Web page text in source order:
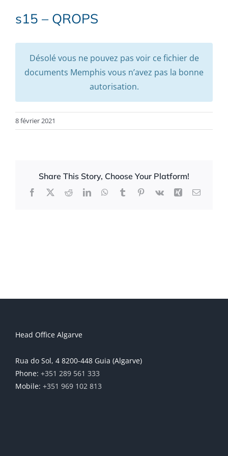
s15 – QROPS
Désolé vous ne pouvez pas voir ce fichier de
documents Memphis vous n’avez pas la bonne
autorisation.
8 février 2021
Share This Story, Choose Your Platform!
Facebook
X RedditLinkedInWhatsApp
TumblrPinterest
Vk Xing Email
Head Office Algarve
Rua do Sol, 4 8200-448 Guia (Algarve)
Phone: +351 289 561 333
Mobile: +351 969 102 813